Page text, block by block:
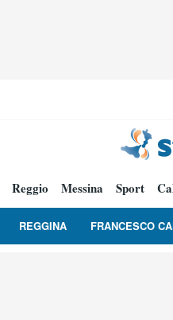
Reggio Messina Sport
REGGINA FRANCESCO